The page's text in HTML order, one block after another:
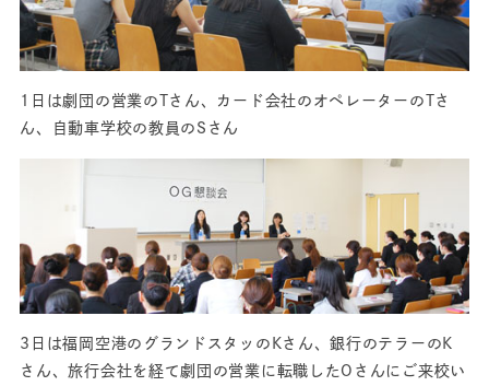
1日は劇団の営業のTさん、カード会社のオペレーターのTさ
ん、自動車学校の教員のSさん
3日は福岡空港のグランドスタッのKさん、銀行のテラーのK
さん、旅行会社を経て劇団の営業に転職したOさんにご来校い